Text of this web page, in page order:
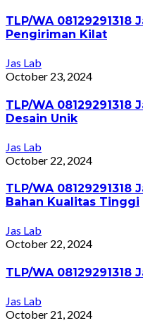
TLP/WA 08129291318
Pengiriman Kilat
Jas Lab
October 23, 2024
TLP/WA 08129291318
Desain Unik
Jas Lab
October 22, 2024
TLP/WA 08129291318
Bahan Kualitas Tinggi
Jas Lab
October 22, 2024
TLP/WA 08129291318
Jas Lab
October 21, 2024